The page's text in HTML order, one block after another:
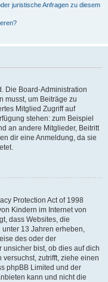
juristische Anfragen zu diesem
Die Board-Administration
musst, um Beiträge zu
Mitglied Zugriff auf
stehen: zum Beispiel
an andere Mitglieder, Beitritt
dir eine Anmeldung, da sie
Protection Act of 1998
Kindern im Internet von
dass Websites, die
13 Jahren erheben,
des oder der
bist, ob dies auf dich
zutrifft, ziehe einen
phpBB Limited und der
kann und nicht die